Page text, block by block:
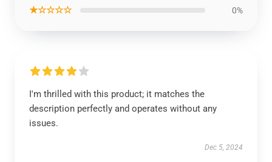
★☆☆☆☆ 0%
I'm thrilled with this product; it matches the
description perfectly and operates without any
issues.
Dec 5, 2024